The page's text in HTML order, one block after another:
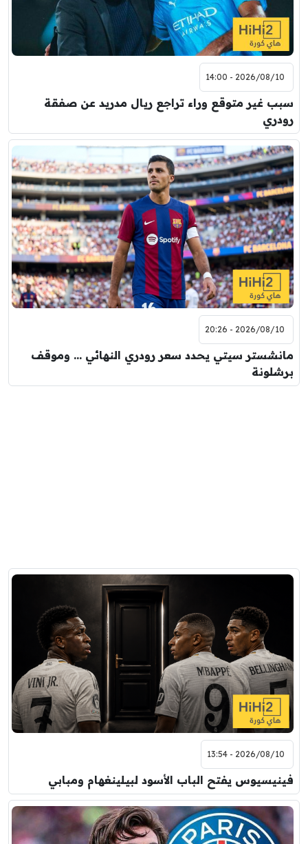
2026/08/10 - 14:00
سبب غير متوقع وراء تراجع ريال مدريد عن صفقة
رودري
2026/08/10 - 20:26
مانشستر سيتي يحدد سعر رودري النهائي … وموقف
برشلونة
2026/08/10 - 13:54
فينيسيوس يفتح الباب الأسود لبيلينغهام ومبابي